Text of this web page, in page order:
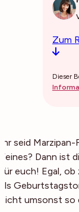
Zum
Dieser
Ihr seid
Feines? Dann ist
für euch! Egal,
als
nicht umsonst so